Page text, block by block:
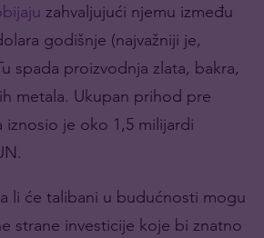
zahvaljujući njemu između
godišnje (najvažniji je,
spada proizvodnja zlata, bakra,
metala. Ukupan prihod pre
iznosio je oko 1,5 milijardi
li će talibani u budućnosti mogu
strane investicije koje bi znatno